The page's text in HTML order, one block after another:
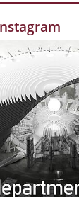
club